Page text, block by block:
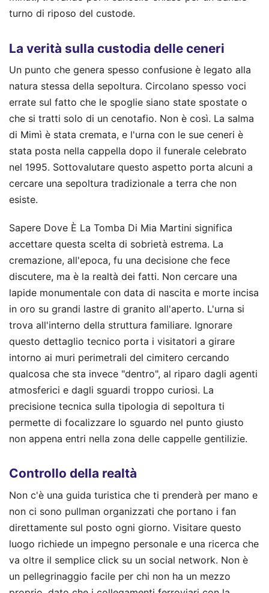
turno di riposo del custode.
La verità sulla custodia delle ceneri
Un punto che genera spesso confusione è legato alla
natura stessa della sepoltura. Circolano spesso voci
errate sul fatto che le spoglie siano state spostate o
che si tratti solo di un cenotafio. Non è così. La salma
di Mimì è stata cremata, e l'urna con le sue ceneri è
stata posta nella cappella dopo il funerale celebrato
nel 1995. Sottovalutare questo aspetto porta alcuni a
cercare una sepoltura tradizionale a terra che non
esiste.
Sapere Dove È La Tomba Di Mia Martini significa
accettare questa scelta di sobrietà estrema. La
cremazione, all'epoca, fu una decisione che fece
discutere, ma è la realtà dei fatti. Non cercare una
lapide monumentale con data di nascita e morte incisa
in oro su grandi lastre di granito all'aperto. L'urna si
trova all'interno della struttura familiare. Ignorare
questo dettaglio tecnico porta i visitatori a girare
intorno ai muri perimetrali del cimitero cercando
qualcosa che sta invece "dentro", al riparo dagli agenti
atmosferici e dagli sguardi troppo curiosi. La
precisione tecnica sulla tipologia di sepoltura ti
permette di focalizzare lo sguardo nel punto giusto
non appena entri nella zona delle cappelle gentilizie.
Controllo della realtà
Non c'è una guida turistica che ti prenderà per mano e
non ci sono pullman organizzati che portano i fan
direttamente sul posto ogni giorno. Visitare questo
luogo richiede un impegno personale e una ricerca che
va oltre il semplice click su un social network. Non è
un pellegrinaggio facile per chi non ha un mezzo